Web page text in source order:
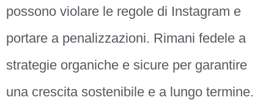
possono violare le regole di Instagram e
portare a penalizzazioni. Rimani fedele a
strategie organiche e sicure per garantire
una crescita sostenibile e a lungo termine.